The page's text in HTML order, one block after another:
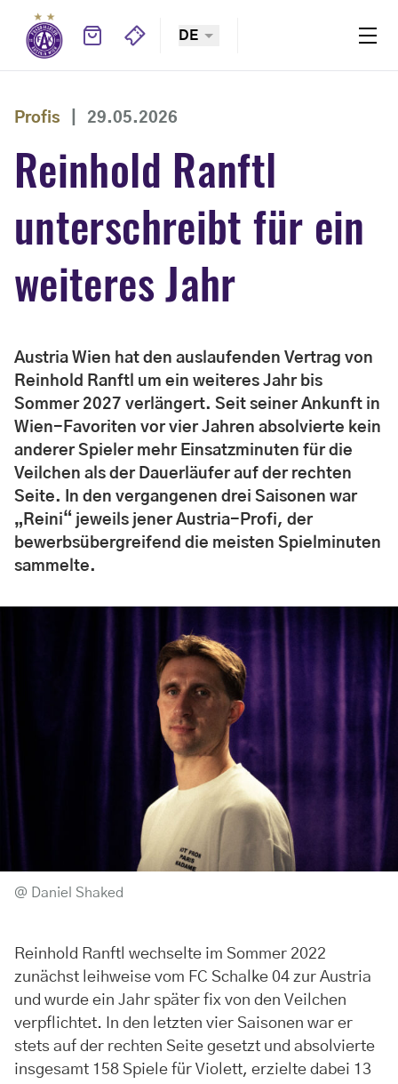
DE
Profis 29.05.2026
Reinhold Ranftl
unterschreibt für ein
weiteres Jahr
Austria Wien hat den auslaufenden Vertrag von
Reinhold Ranftl um ein weiteres Jahr bis
Sommer 2027 verlängert. Seit seiner Ankunft in
Wien-Favoriten vor vier Jahren absolvierte kein
anderer Spieler mehr Einsatzminuten für die
Veilchen als der Dauerläufer auf der rechten
Seite. In den vergangenen drei Saisonen war
„Reini“ jeweils jener Austria-Profi, der
bewerbsübergreifend die meisten Spielminuten
sammelte.
@ Daniel Shaked
Reinhold Ranftl wechselte im Sommer 2022
zunächst leihweise vom FC Schalke 04 zur Austria
und wurde ein Jahr später fix von den Veilchen
verpflichtet. In den letzten vier Saisonen war er
stets auf der rechten Seite gesetzt und absolvierte
insgesamt 158 Spiele für Violett, erzielte dabei 13